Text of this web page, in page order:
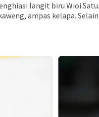
langit biru Wioi
ampas kelapa.